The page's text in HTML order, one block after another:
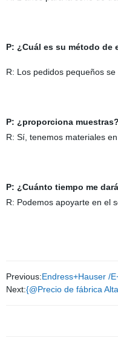
P: ¿Cuál es su método de
R: Los pedidos pequeños
P: ¿proporciona
R: Sí, tenemos materiales
P: ¿Cuánto tiempo me
R: Podemos apoyarte en el
Previous:Endress+Hauser /
Next:{@Precio de fábrica